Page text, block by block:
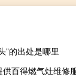
”的出处是哪里
百得燃气灶维修